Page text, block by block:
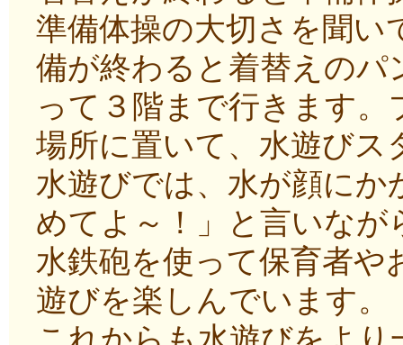
準備体操の大切さを聞
備が終わると着替えの
って３階まで行きます
場所に置いて、水遊びス
水遊びでは、水が顔に
めてよ～！」と言いな
水鉄砲を使って保育者や
遊びを楽しんでいます。